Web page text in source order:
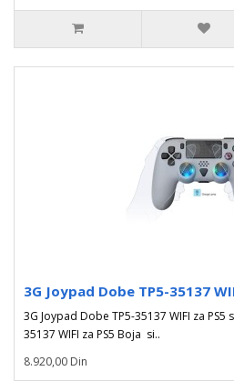
3G Joypad Dobe TP5-35137
3G Joypad Dobe TP5-35137 WIFI za
35137 WIFI za PS5 Boja si..
8.920,00 Din